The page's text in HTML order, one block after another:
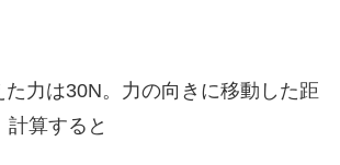
た力は30N。力の向きに移動した距
計算すると